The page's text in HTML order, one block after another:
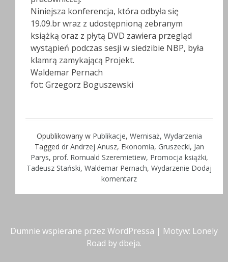
Niniejsza konferencja, która odbyła się
19.09.br wraz z udostępnioną zebranym
książką oraz z płytą DVD zawiera przegląd
wystąpień podczas sesji w siedzibie NBP, była
klamrą zamykającą Projekt.
Waldemar Pernach
fot: Grzegorz Boguszewski
Opublikowany w Publikacje, Wernisaż, Wydarzenia
Tagged dr Andrzej Anusz, Ekonomia, Gruszecki, Jan
Parys, prof. Romuald Szeremietiew, Promocja książki,
Tadeusz Stański, Waldemar Pernach, Wydarzenie Dodaj
komentarz
Dumnie wspierane przez WordPressa | Motyw: Lonely
Road by dbeja.